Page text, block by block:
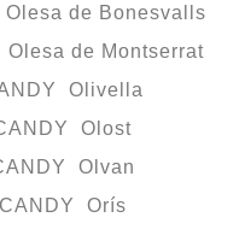
de Bonesvalls
de Montserrat
Olivella
Olost
Olvan
Orís